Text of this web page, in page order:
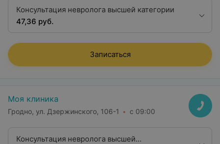
Консультация невролога высшей категории
47,36 руб.
Записаться
Моя клиника
Гродно, ул. Дзержинского, 106-1 с 09:00
Консультация невролога высшей